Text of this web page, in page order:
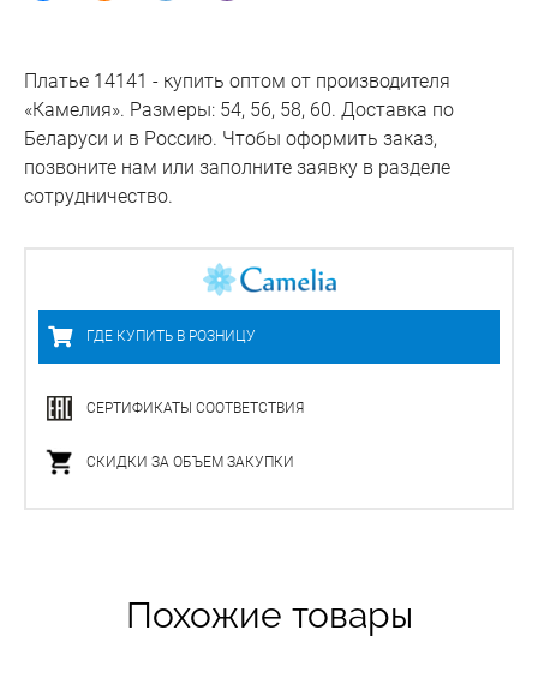
ГДЕ КУПИТЬ В РОЗНИЦУ
СЕРТИФИКАТЫ СООТВЕТСТВИЯ
СКИДКИ ЗА ОБЪЕМ ЗАКУПКИ
Платье 14141 - купить оптом от производителя
«Камелия». Размеры: 54, 56, 58, 60. Доставка по
Беларуси и в Россию. Чтобы оформить заказ,
позвоните нам или заполните заявку в разделе
сотрудничество.
Похожие товары